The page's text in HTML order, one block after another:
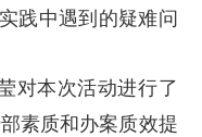
践中遇到的疑难问
对本次活动进行了
素质和办案质效提